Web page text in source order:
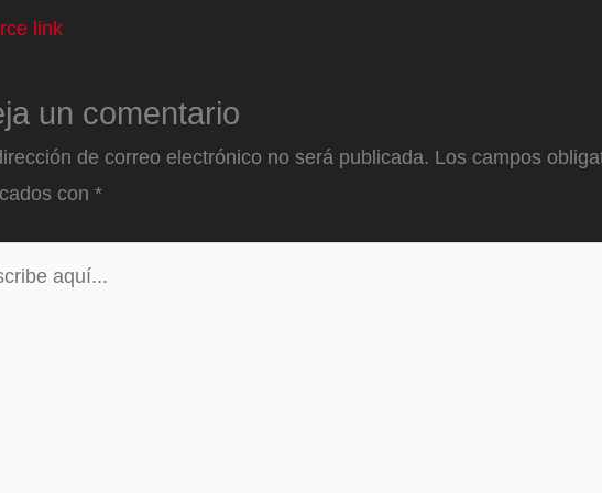
link
un comentario
de correo electrónico no será publicada. Los campos
con *